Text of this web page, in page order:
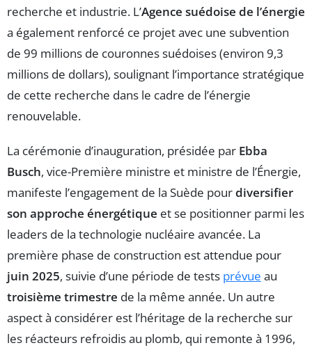
recherche et industrie. L’Agence suédoise de l’énergie
a également renforcé ce projet avec une subvention
de 99 millions de couronnes suédoises (environ 9,3
millions de dollars), soulignant l’importance stratégique
de cette recherche dans le cadre de l’énergie
renouvelable.
La cérémonie d’inauguration, présidée par Ebba
Busch, vice-Première ministre et ministre de l’Énergie,
manifeste l’engagement de la Suède pourdiversifier
son approche énergétique et se positionner parmi les
leaders de la technologie nucléaire avancée. La
première phase de construction est attendue pour
juin 2025, suivie d’une période de tests prévue au
troisième trimestre de la même année. Un autre
aspect à considérer est l’héritage de la recherche sur
les réacteurs refroidis au plomb, qui remonte à 1996,